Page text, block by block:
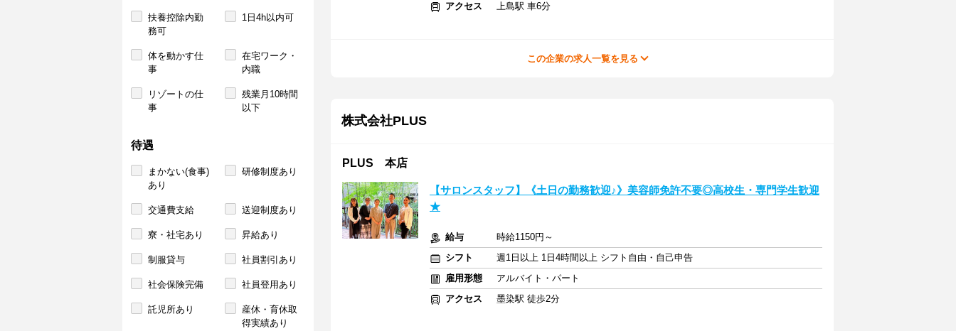
扶養控除内勤
務可
1日4h以内可
体を動かす仕
事
在宅ワーク・
内職
リゾートの仕
事
残業月10時間
以下
待遇
まかない(食事)
あり
研修制度あり
交通費支給 送迎制度あり
寮・社宅あり 昇給あり
制服貸与 社員割引あり
社会保険完備 社員登用あり
託児所あり
産休・育休取
得実績あり
アクセス
上島駅 車6分
この企業の求人一覧を見る
株式会社PLUS
PLUS 本店
【サロンスタッフ】《土日の勤務歓迎♪》美容師免許不要◎高校生・専門学生歓迎
★
給与
時給1150円～
シフト
週1日以上 1日4時間以上 シフト自由・自己申告
雇用形態
アルバイト・パート
アクセス
墨染駅 徒歩2分